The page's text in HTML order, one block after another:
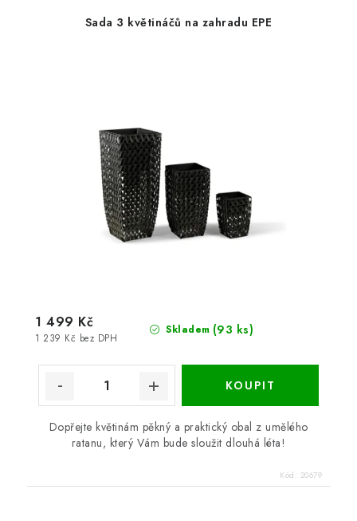
Sada 3 květináčů na zahradu EPE
Skladem (93 ks)
1 239 Kč bez DPH
1 499 Kč
Dopřejte květinám pěkný a praktický obal z umělého
ratanu, který Vám bude sloužit dlouhá léta!
Kód: 20679